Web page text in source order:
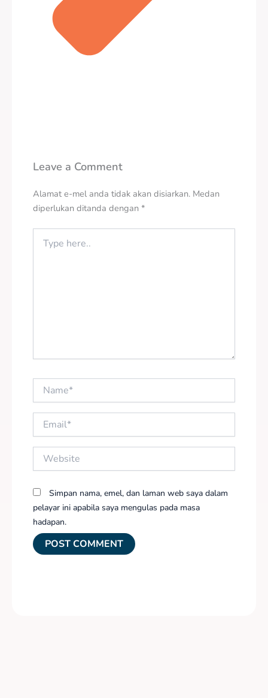
Leave a Comment
Alamat e-mel anda tidak akan disiarkan. Medan
diperlukan ditanda dengan *
here..
Email*
Website
Simpan nama, emel, dan laman web saya dalam
pelayar ini apabila saya mengulas pada masa
hadapan.